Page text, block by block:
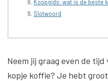
Koopgids: wat is de beste
Slotwoord
Neem jij graag even de
kopje koffie? Je hebt